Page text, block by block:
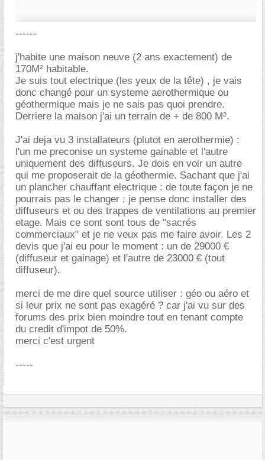
------
j'habite une maison neuve (2 ans exactement) de
170M² habitable.
Je suis tout electrique (les yeux de la tête) , je vais
donc changé pour un systeme aerothermique ou
géothermique mais je ne sais pas quoi prendre.
Derriere la maison j'ai un terrain de + de 800 M².
J'ai deja vu 3 installateurs (plutot en aerothermie) :
l'un me preconise un systeme gainable et l'autre
uniquement des diffuseurs. Je dois en voir un autre
qui me proposerait de la géothermie. Sachant que j'ai
un plancher chauffant electrique : de toute façon je ne
pourrais pas le changer ; je pense donc installer des
diffuseurs et ou des trappes de ventilations au premier
etage. Mais ce sont sont tous de "sacrés
commerciaux" et je ne veux pas me faire avoir. Les 2
devis que j'ai eu pour le moment : un de 29000
(diffuseur et gainage) et l'autre de 23000 € (tout
diffuseur).
merci de me dire quel source utiliser : géo ou aéro et
si leur prix ne sont pas exagéré ? car j'ai vu sur des
forums des prix bien moindre tout en tenant compte
du credit d'impot de 50%.
merci c'est urgent
-----